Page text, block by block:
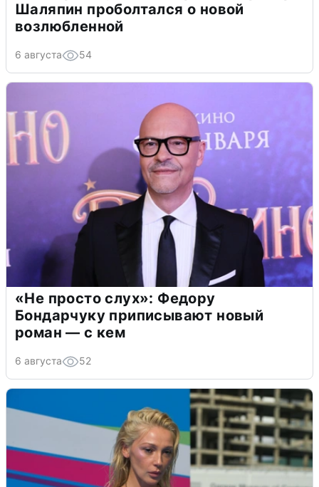
Шаляпин проболтался о новой
возлюбленной
6 августа 54
«Не просто слух»: Федору
Бондарчуку приписывают новый
роман — с кем
6 августа 52